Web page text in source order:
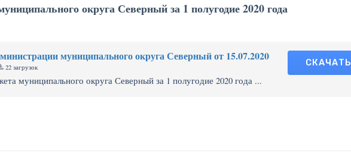
округа Северный за 1 полугодие 2020 года
СКАЧАТЬ
муниципального округа Северный от 15.07.2020
22 загрузок
муниципального округа Северный за 1 полугодие 2020 года ...